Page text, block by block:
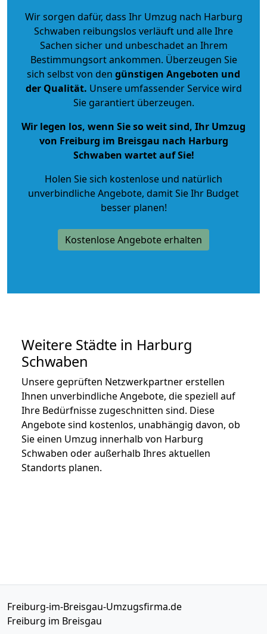
Wir sorgen dafür, dass Ihr Umzug nach Harburg
Schwaben reibungslos verläuft und alle Ihre
Sachen sicher und unbeschadet an Ihrem
Bestimmungsort ankommen. Überzeugen Sie
sich selbst von den günstigen Angeboten und
der Qualität. Unsere umfassender Service wird
Sie garantiert überzeugen.
Wir legen los, wenn Sie so weit sind, Ihr Umzug
von Freiburg im Breisgau nach Harburg
Schwaben wartet auf Sie!
Holen Sie sich kostenlose und natürlich
unverbindliche Angebote, damit Sie Ihr Budget
besser planen!
Kostenlose Angebote erhalten
Weitere Städte in Harburg
Schwaben
Unsere geprüften Netzwerkpartner erstellen
Ihnen unverbindliche Angebote, die speziell auf
Ihre Bedürfnisse zugeschnitten sind. Diese
Angebote sind kostenlos, unabhängig davon, ob
Sie einen Umzug innerhalb von Harburg
Schwaben oder außerhalb Ihres aktuellen
Standorts planen.
Freiburg-im-Breisgau-Umzugsfirma.de
Freiburg im Breisgau